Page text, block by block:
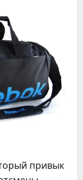
привык